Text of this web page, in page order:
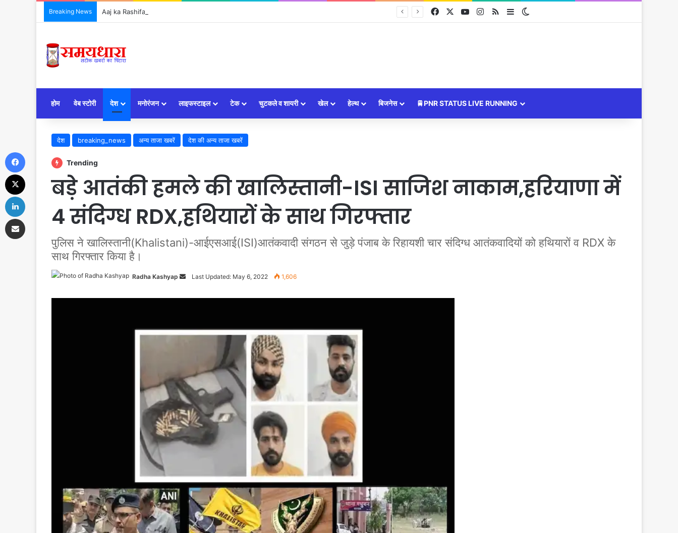
Breaking News Aaj ka Rashifal 6 Aug 2026: जानें कैसा रहेगा आपका दिन, सभी 12 राशियों का राशिफल और शुभ उपाय ⭐ Facebook YouTubeInstagram
RSS Sidebar
होम वेब स्टोरी देश मनोरंजन लाइफस्टाइल टेक चुटकले व शायरी खेल हेल्थ बिजनेस 🚆PNR STATUS LIVE RUNNING
देश breaking_news अन्य ताजा खबरें देश की अन्य ताजा खबरें
Trending
बड़े आतंकी हमले की खालिस्तानी-ISI साजिश नाकाम,हरियाणा में
4 संदिग्ध RDX,हथियारों के साथ गिरफ्तार
पुलिस ने खालिस्तानी(Khalistani)-आईएसआई(ISI)आतंकवादी संगठन से जुड़े पंजाब के रिहायशी चार संदिग्ध आतंकवादियों को हथियारों व RDX के
साथ गिरफ्तार किया है।
Radha Kashyap
Send
Last Updated: May 6, 2022 1,606